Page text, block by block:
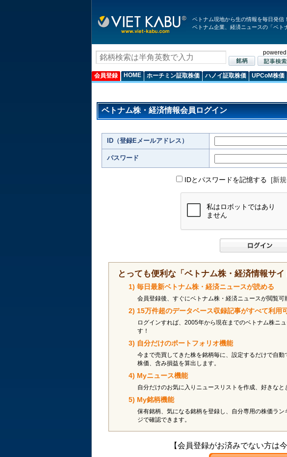
ベトナム現地から生の情報を毎日発信！
ベトナム企業、経済ニュースの「ベト
会員登録
HOME ホーチミン証取株価 ハノイ証取株価 UPCoM株価
ベトナム株・経済情報会員ログイン
ID（登録Eメールアドレス）
パスワード
IDとパスワードを記憶する [新
とっても便利な「ベトナム株・経済情報サ
1) 毎日最新ベトナム株・経済ニュースが読める
会員登録後、すぐにベトナム株・経済ニュースが閲覧可
2) 15万件超のデータベース収録記事がすべて利用
ログインすれば、2005年から現在までのベトナム株ニ
す！
3) 自分だけのポートフォリオ機能
今まで売買してきた株を銘柄毎に、設定するだけで自
株価、含み損益を算出します。
4) Myニュース機能
自分だけのお気に入りニュースリストを作成、好きなと
5) My銘柄機能
保有銘柄、気になる銘柄を登録し、自分専用の株価ラ
ジで確認できます。
【会員登録がお済みでない方は